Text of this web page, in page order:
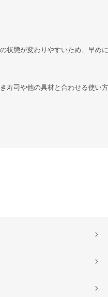
態が変わりやすいため、早めに
寿司や他の具材と合わせる使い